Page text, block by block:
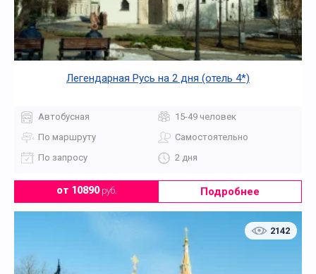
Легендарная Русь на 2 дня (отель 4*)
Автобусная
15-49 человек
По маршруту
Самостоятельно
По запросу
2 дня
от 10890руб. Подробнее
2142